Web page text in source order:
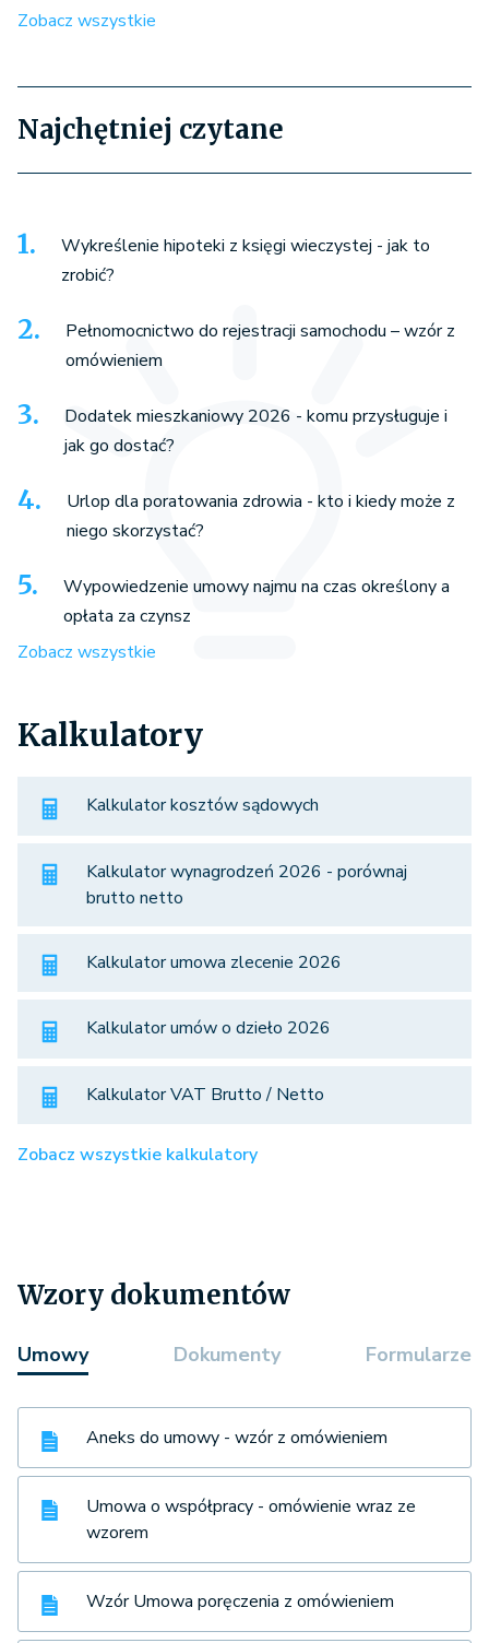
Zobacz wszystkie
Najchętniej czytane
Wykreślenie hipoteki z księgi wieczystej - jak to
zrobić?
Pełnomocnictwo do rejestracji samochodu – wzór z
omówieniem
Dodatek mieszkaniowy 2026 - komu przysługuje i
jak go dostać?
Urlop dla poratowania zdrowia - kto i kiedy może z
niego skorzystać?
Wypowiedzenie umowy najmu na czas określony a
opłata za czynsz
Zobacz wszystkie
Kalkulatory
Kalkulator kosztów sądowych
Kalkulator wynagrodzeń 2026 - porównaj
brutto netto
Kalkulator umowa zlecenie 2026
Kalkulator umów o dzieło 2026
Kalkulator VAT Brutto / Netto
Zobacz wszystkie kalkulatory
Wzory dokumentów
Umowy Dokumenty Formularze
Aneks do umowy - wzór z omówieniem
Umowa o współpracy - omówienie wraz ze
wzorem
Wzór Umowa poręczenia z omówieniem